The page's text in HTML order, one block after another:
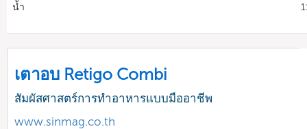
น้ำ
เตาอบ Retigo Combi
สัมผัสศาสตร์การทำอาหารแบบมืออาชีพ
www.sinmag.co.th